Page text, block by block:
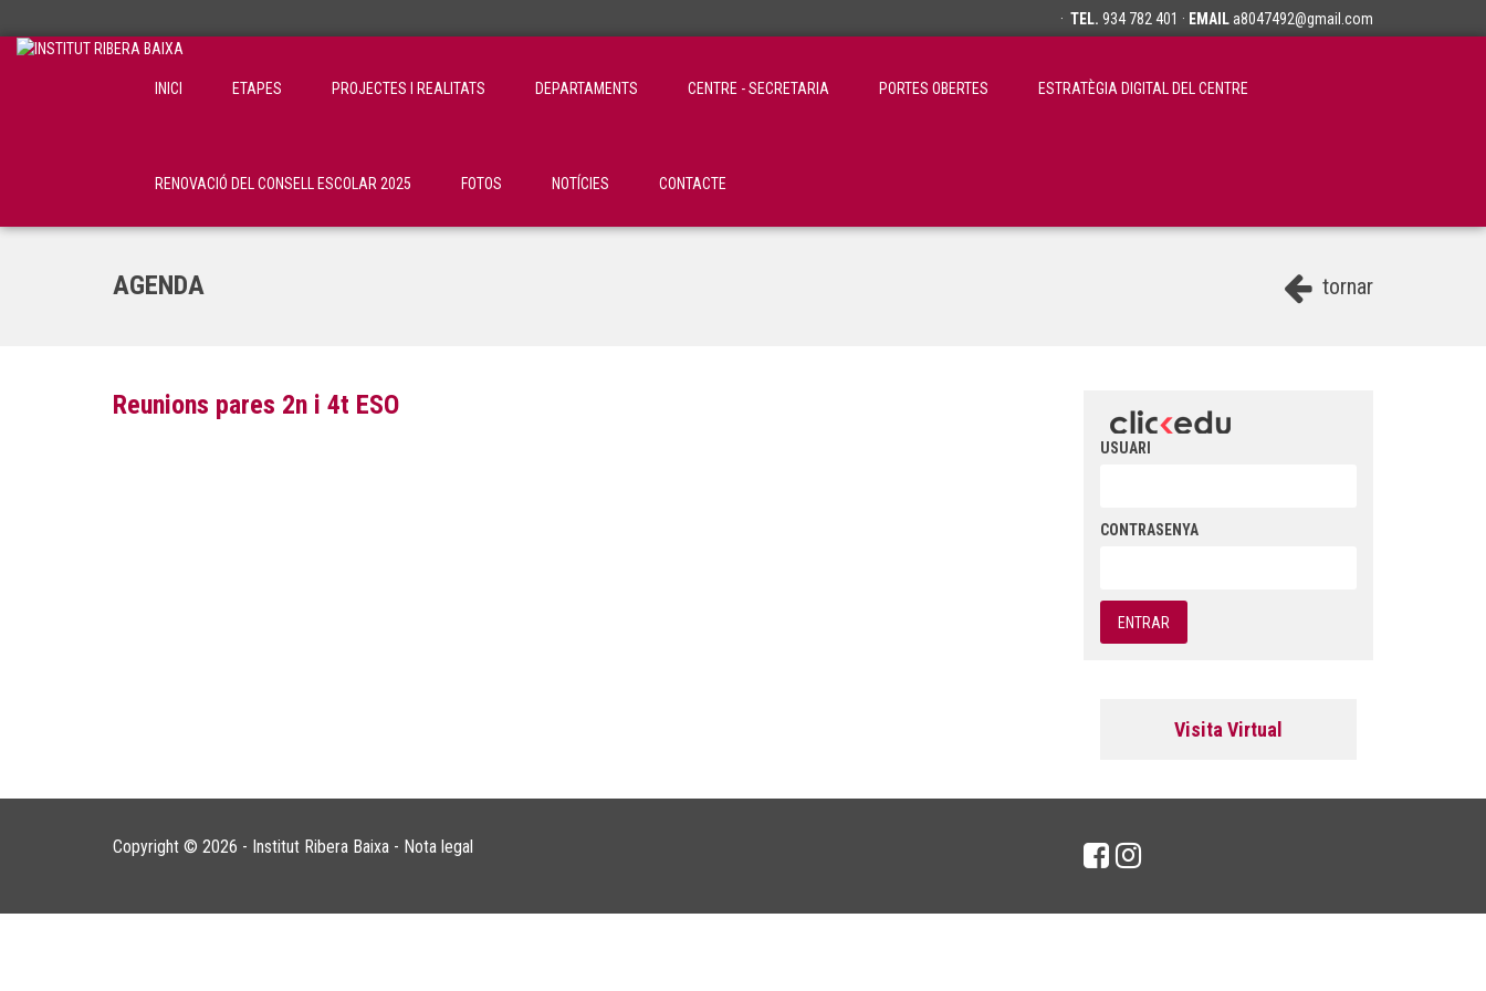
· TEL. 934 782 401 · EMAILa8047492@gmail.com
INICI ETAPES PROJECTES I REALITATS DEPARTAMENTS CENTRE - SECRETARIA PORTES OBERTES ESTRATÈGIA DIGITAL DEL CENTRE
RENOVACIÓ DEL CONSELL ESCOLAR 2025 FOTOS NOTÍCIES CONTACTE
tornar
AGENDA
Reunions pares 2n i 4t ESO
USUARI
CONTRASENYA
Visita Virtual
Copyright © 2026 - Institut Ribera Baixa - Nota legal